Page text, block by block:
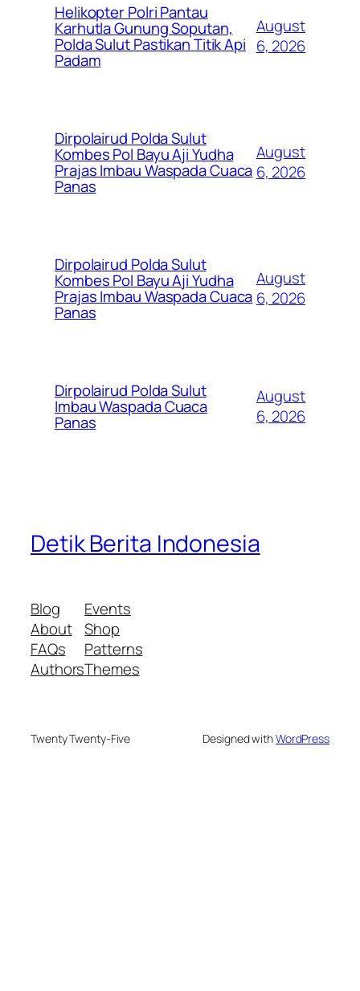
Helikopter Polri Pantau
Karhutla Gunung Soputan,
Polda Sulut Pastikan Titik Api
Padam
August
6, 2026
Dirpolairud Polda Sulut
Kombes Pol Bayu Aji Yudha
Prajas Imbau Waspada Cuaca
Panas
August
6, 2026
Dirpolairud Polda Sulut
Kombes Pol Bayu Aji Yudha
Prajas Imbau Waspada Cuaca
Panas
August
6, 2026
Dirpolairud Polda Sulut
Imbau Waspada Cuaca
Panas
August
6, 2026
Detik Berita Indonesia
Blog
About
FAQs
Authors
Events
Shop
Patterns
Themes
Twenty Twenty-Five Designed withWordPress